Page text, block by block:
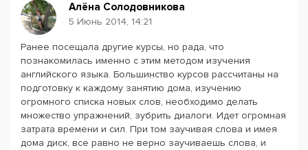
Алёна Солодовникова
5 Июнь 2014, 14:21
Ранее посещала другие курсы, но рада, что
познакомилась именно с этим методом изучения
английского языка. Большинство курсов рассчитаны на
подготовку к каждому занятию дома, изучению
огромного списка новых слов, необходимо делать
множество упражнений, зубрить диалоги. Идет огромная
затрата времени и сил. При том заучивая слова и имея
дома диск, все равно не верно заучиваешь слова, и